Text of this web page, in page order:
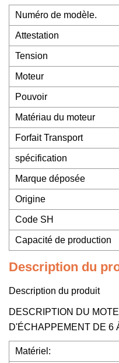
Numéro de modèle.
Attestation
Tension
Moteur
Pouvoir
Matériau du moteur
Forfait Transport
spécification
Marque déposée
Origine
Code SH
Capacité de production
Description du
Description du produit
DESCRIPTION DU
D'ÉCHAPPEMENT DE 6
Matériel: